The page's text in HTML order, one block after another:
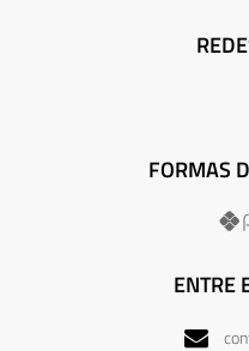
FORMAS
ENTRE